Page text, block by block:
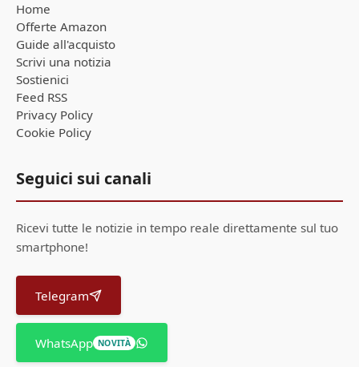
Home
Offerte Amazon
Guide all'acquisto
Scrivi una notizia
Sostienici
Feed RSS
Privacy Policy
Cookie Policy
Seguici sui canali
Ricevi tutte le notizie in tempo reale direttamente sul tuo
smartphone!
Telegram
WhatsApp NOVITÀ